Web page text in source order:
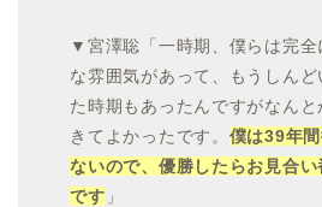
▼宮澤聡「一時期、僕らは完全
な雰囲気があって、もうしんど
た時期もあったんですがなんと
きてよかったです。 僕は39年
ないので、優勝したらお見合
です 」